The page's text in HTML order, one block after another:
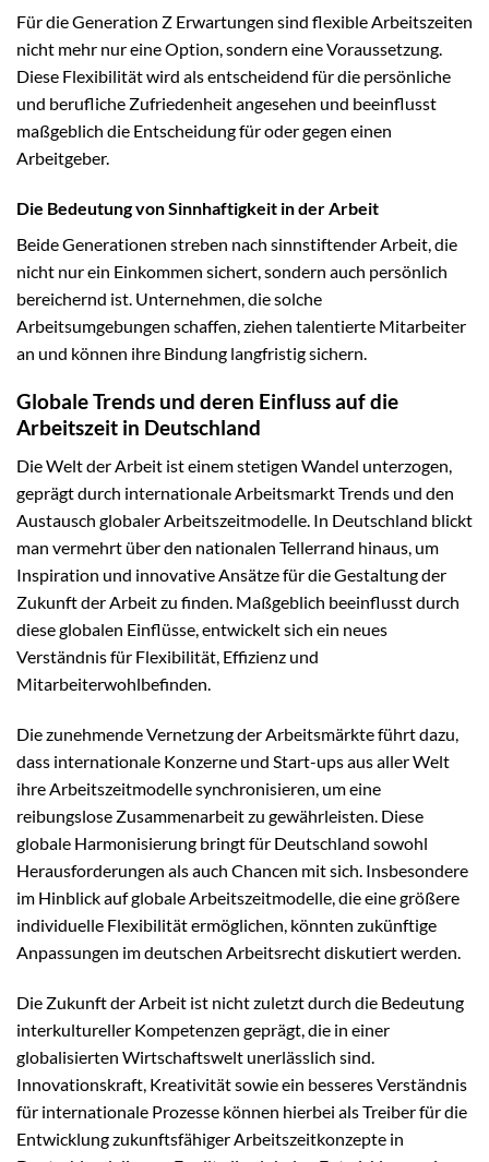
Für die Generation Z Erwartungen sind flexible Arbeitszeiten
nicht mehr nur eine Option, sondern eine Voraussetzung.
Diese Flexibilität wird als entscheidend für die persönliche
und berufliche Zufriedenheit angesehen und beeinflusst
maßgeblich die Entscheidung für oder gegen einen
Arbeitgeber.
Die Bedeutung von Sinnhaftigkeit in der Arbeit
Beide Generationen streben nach sinnstiftender Arbeit, die
nicht nur ein Einkommen sichert, sondern auch persönlich
bereichernd ist. Unternehmen, die solche
Arbeitsumgebungen schaffen, ziehen talentierte Mitarbeiter
an und können ihre Bindung langfristig sichern.
Globale Trends und deren Einfluss auf die
Arbeitszeit in Deutschland
Die Welt der Arbeit ist einem stetigen Wandel unterzogen,
geprägt durch internationale Arbeitsmarkt Trends und den
Austausch globaler Arbeitszeitmodelle. In Deutschland blickt
man vermehrt über den nationalen Tellerrand hinaus, um
Inspiration und innovative Ansätze für die Gestaltung der
Zukunft der Arbeit zu finden. Maßgeblich beeinflusst durch
diese globalen Einflüsse, entwickelt sich ein neues
Verständnis für Flexibilität, Effizienz und
Mitarbeiterwohlbefinden.
Die zunehmende Vernetzung der Arbeitsmärkte führt dazu,
dass internationale Konzerne und Start-ups aus aller Welt
ihre Arbeitszeitmodelle synchronisieren, um eine
reibungslose Zusammenarbeit zu gewährleisten. Diese
globale Harmonisierung bringt für Deutschland sowohl
Herausforderungen als auch Chancen mit sich. Insbesondere
im Hinblick auf globale Arbeitszeitmodelle, die eine größere
individuelle Flexibilität ermöglichen, könnten zukünftige
Anpassungen im deutschen Arbeitsrecht diskutiert werden.
Die Zukunft der Arbeit ist nicht zuletzt durch die Bedeutung
interkultureller Kompetenzen geprägt, die in einer
globalisierten Wirtschaftswelt unerlässlich sind.
Innovationskraft, Kreativität sowie ein besseres Verständnis
für internationale Prozesse können hierbei als Treiber für die
Entwicklung zukunftsfähiger Arbeitszeitkonzepte in